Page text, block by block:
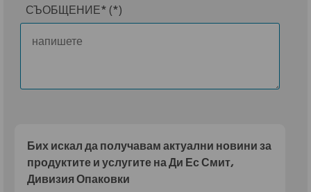
СЪОБЩЕНИЕ*
Бих искал да получавам актуални новини за
продуктите и услугите на Ди Ес Смит,
Дивизия Опаковки